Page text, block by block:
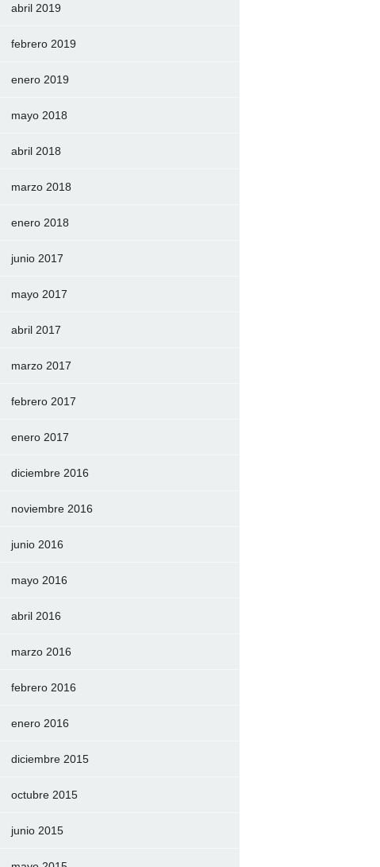
abril 2019
febrero 2019
enero 2019
mayo 2018
abril 2018
marzo 2018
enero 2018
junio 2017
mayo 2017
abril 2017
marzo 2017
febrero 2017
enero 2017
diciembre 2016
noviembre 2016
junio 2016
mayo 2016
abril 2016
marzo 2016
febrero 2016
enero 2016
diciembre 2015
octubre 2015
junio 2015